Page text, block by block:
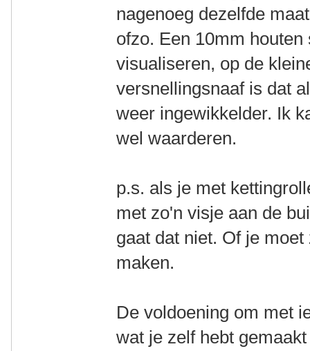
nagenoeg dezelfde
ofzo. Een 10mm
visualiseren, op de
versnellingsnaaf is dat
weer ingewikkelder. Ik
wel waarderen.
p.s. als je met
met zo'n visje aan de
gaat dat niet. Of je
maken.
De voldoening om met
wat je zelf hebt